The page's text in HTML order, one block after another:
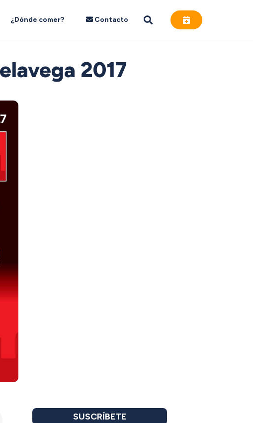
¿Dónde comer? Contacto
2017
SUSCRÍBETE